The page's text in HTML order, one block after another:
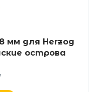
мм для Herzog
острова